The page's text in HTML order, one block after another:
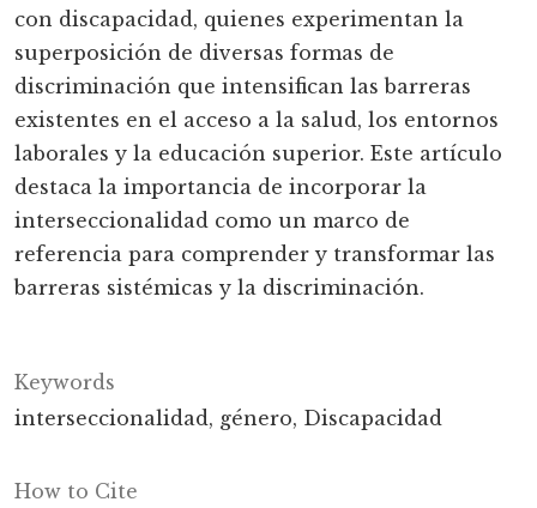
Keywords
interseccionalidad género Discapacidad
How to Cite
con discapacidad, quienes experimentan la
superposición de diversas formas de
discriminación que intensifican las barreras
existentes en el acceso a la salud, los entornos
laborales y la educación superior. Este artículo
destaca la importancia de incorporar la
interseccionalidad como un marco de
referencia para comprender y transformar las
barreras sistémicas y la discriminación.